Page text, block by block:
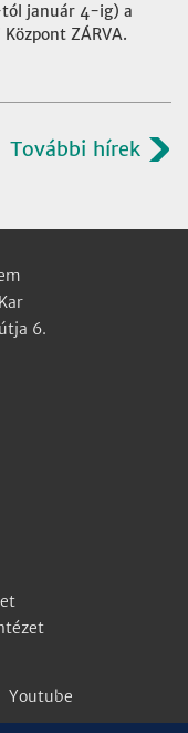
január 4-ig) a
ZÁRVA.
További hírek
6.
Youtube